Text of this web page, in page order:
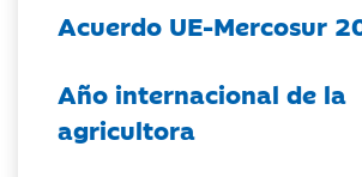
Acuerdo UE-Mercosur
Año internacional de la
agricultora